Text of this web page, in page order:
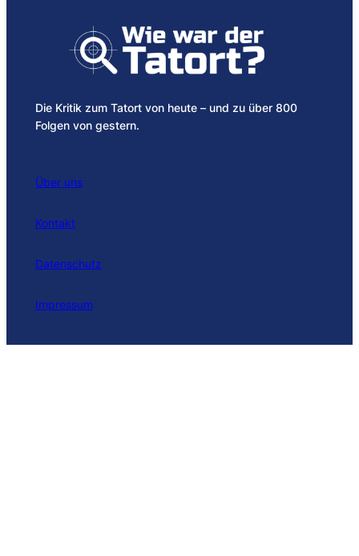
Die Kritik zum Tatort von heute – und zu über 800
Folgen von gestern.
Über uns
Kontakt
Datenschutz
Impressum